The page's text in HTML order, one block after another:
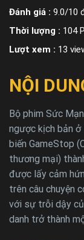
Đánh giá : 9.0/10
Thời lượng : 104
Lượt xem : 13
NỘI
Bộ phim Sức
ngược kịch bản ở
biến GameStop
thương mại)
được lấy cảm
trên câu chuyện
với sự trỗi dậy
danh trở thành